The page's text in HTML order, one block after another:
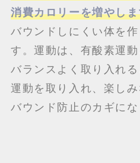
消費カロリーを増やし
バウンドしにくい体を
す。運動は、有酸素運
バランスよく取り入れ
運動を取り入れ、楽し
バウンド防止のカギにな